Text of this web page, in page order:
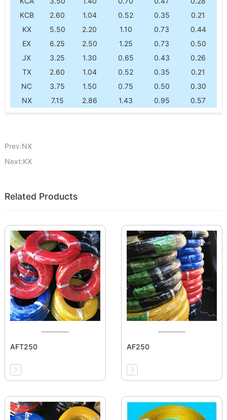
KCB
KX
EX
JX
TX
NC
NX
2.60
5.50
6.25
3.25
2.60
3.75
7.15
1.04
2.20
2.50
1.30
1.04
1.50
2.86
0.52
1.10
1.25
0.65
0.52
0.75
1.43
0.35
0.73
0.73
0.43
0.35
0.50
0.95
0.21
0.44
0.50
0.26
0.21
0.30
0.57
Prev:NX
Next:KX
Related Products
AFT250 AF250